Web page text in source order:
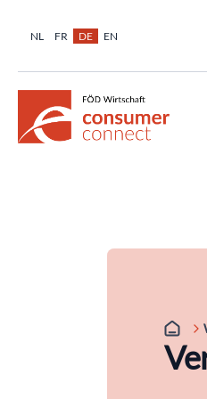
NL FR DE EN